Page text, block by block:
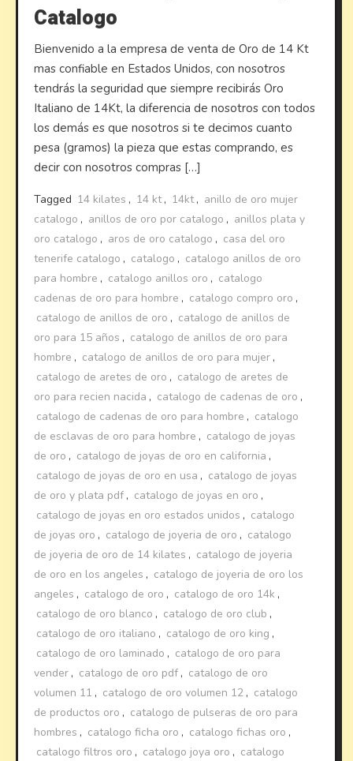
Catalogo
Bienvenido a la empresa de venta de Oro de 14 Kt
mas confiable en Estados Unidos, con nosotros
tendrás la seguridad que siempre recibirás Oro
Italiano de 14Kt, la diferencia de nosotros con todos
los demás es que nosotros si te decimos cuanto
pesa (gramos) la pieza que estas comprando, es
decir con nosotros compras […]
Tagged 14 kilates , 14 kt, 14kt, anillo de oro mujer
catalogo , anillos de oro por catalogo , anillos plata y
oro catalogo , aros de oro catalogo , casa del oro
tenerife catalogo , catalogo , catalogo anillos de oro
para hombre , catalogo anillos oro , catalogo
cadenas de oro para hombre , catalogo compro oro ,
catalogo de anillos de oro , catalogo de anillos de
oro para 15 años , catalogo de anillos de oro para
hombre , catalogo de anillos de oro para mujer ,
catalogo de aretes de oro , catalogo de aretes de
oro para recien nacida , catalogo de cadenas de oro ,
catalogo de cadenas de oro para hombre , catalogo
de esclavas de oro para hombre , catalogo de joyas
de oro , catalogo de joyas de oro en california ,
catalogo de joyas de oro en usa , catalogo de joyas
de oro y plata pdf , catalogo de joyas en oro ,
catalogo de joyas en oro estados unidos , catalogo
de joyas oro , catalogo de joyeria de oro , catalogo
de joyeria de oro de 14 kilates , catalogo de joyeria
de oro en los angeles , catalogo de joyeria de oro los
angeles , catalogo de oro , catalogo de oro 14k ,
catalogo de oro blanco , catalogo de oro club ,
catalogo de oro italiano , catalogo de oro king ,
catalogo de oro laminado , catalogo de oro para
vender , catalogo de oro pdf , catalogo de oro
volumen 11 , catalogo de oro volumen 12 , catalogo
de productos oro , catalogo de pulseras de oro para
hombres , catalogo ficha oro , catalogo fichas oro ,
catalogo filtros oro , catalogo joya oro , catalogo